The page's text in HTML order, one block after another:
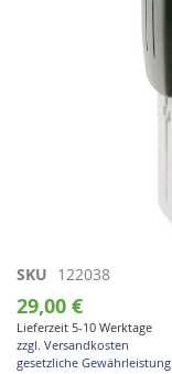
Zum
Anfang
der
Bildgalerie
springen
SKU 122038
29,00 €
Lieferzeit 5-10 Werktage
zzgl. Versandkosten
gesetzliche Gewährleistung